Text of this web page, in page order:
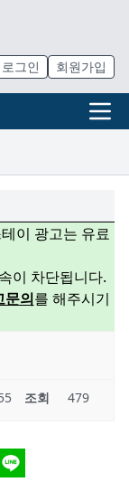
로그인 회원가입
이 광고는 유료
이 차단됩니다.
문의를 해주시기
조회 479